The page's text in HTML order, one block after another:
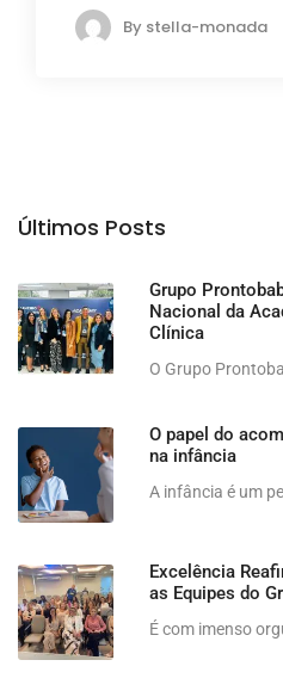
By stella-monada
Últimos Posts
Grupo
Nacional da
Clínica
O Grupo
O papel do
na infância
A infância é um
Excelência
as Equipes do
É com imenso